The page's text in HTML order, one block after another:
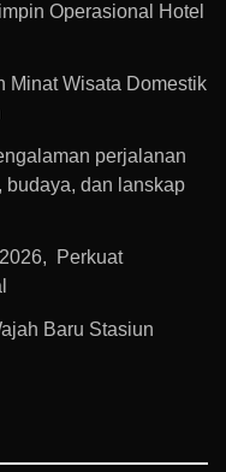
Operasional Hotel
Minat Wisata Domestik
perjalanan
budaya, dan lanskap
Perkuat
Baru Stasiun